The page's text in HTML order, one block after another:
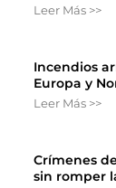
Leer Más >>
Incendios
Europa y
Leer Más >>
Crímenes
sin romper